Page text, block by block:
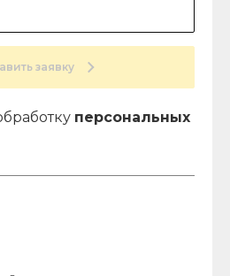
заявку
персональных